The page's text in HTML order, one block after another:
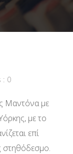
: 0
Μαντόνα με
με το
επί
στηθόδεσμο.